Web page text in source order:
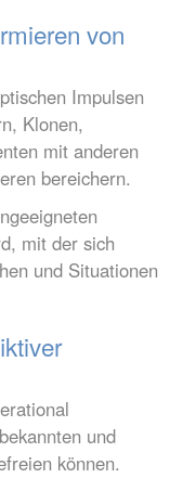
von
Impulsen
Klonen,
mit anderen
bereichern.
mit der sich
und Situationen
und
können.